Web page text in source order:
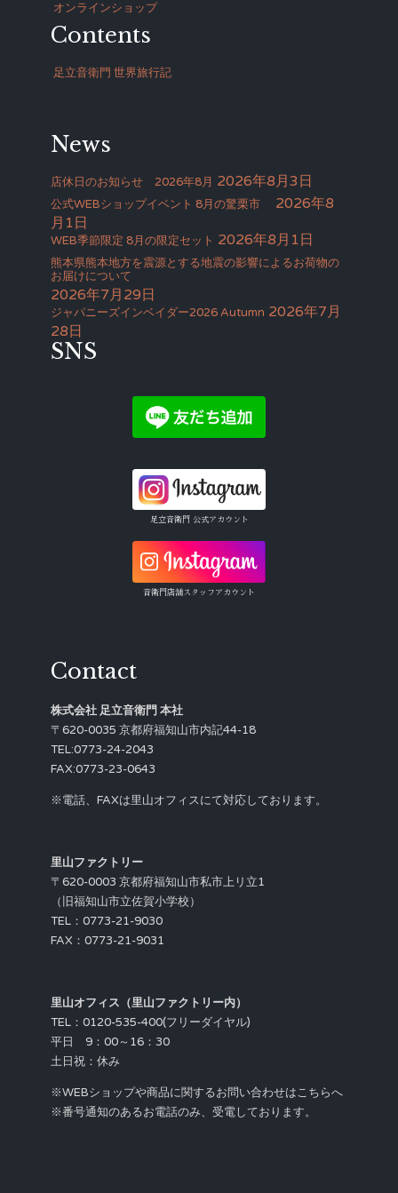
オンラインショップ
Contents
足立音衛門 世界旅行記
News
店休日のお知らせ 2026年8月 2026年8月3日
公式WEBショップイベント 8月の驚栗市
2026年8
月1日
WEB季節限定 8月の限定セット 2026年8月1日
熊本県熊本地方を震源とする地震の影響によるお荷物の
お届けについて
2026年7月29日
ジャパニーズインベイダー2026 Autumn 2026年7月
28日
SNS
足立音衛門 公式アカウント
音衛門店舗スタッフアカウント
Contact
株式会社 足立音衛門 本社
〒620-0035 京都府福知山市内記44-18
TEL:0773-24-2043
FAX:0773-23-0643
※電話、FAXは里山オフィスにて対応しております。
里山ファクトリー
〒620-0003 京都府福知山市私市上リ立1
（旧福知山市立佐賀小学校）
TEL：0773-21-9030
FAX：0773-21-9031
里山オフィス（里山ファクトリー内）
TEL：0120-535-400(フリーダイヤル)
平日 9：00～16：30
土日祝：休み
※WEBショップや商品に関するお問い合わせはこちらへ
※番号通知のあるお電話のみ、受電しております。